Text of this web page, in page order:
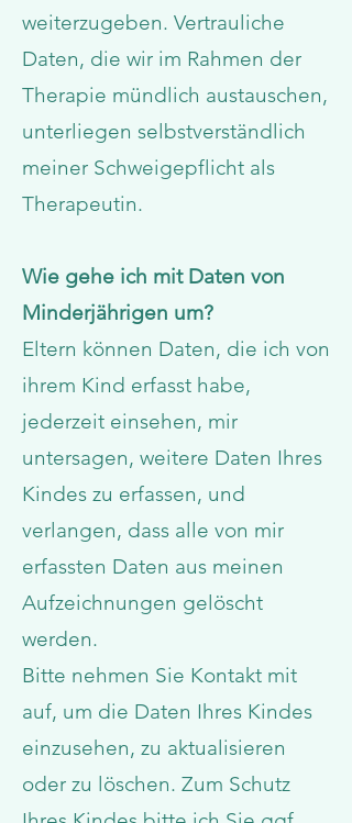
weiterzugeben. Vertrauliche
Daten, die wir im Rahmen der
Therapie mündlich austauschen,
unterliegen selbstverständlich
meiner Schweigepflicht als
Therapeutin.
Wie gehe ich mit Daten von
Minderjährigen um?
Eltern können Daten, die ich von
ihrem Kind erfasst habe,
jederzeit einsehen, mir
untersagen, weitere Daten Ihres
Kindes zu erfassen, und
verlangen, dass alle von mir
erfassten Daten aus meinen
Aufzeichnungen gelöscht
werden.
Bitte nehmen Sie Kontakt mit
auf, um die Daten Ihres Kindes
einzusehen, zu aktualisieren
oder zu löschen. Zum Schutz